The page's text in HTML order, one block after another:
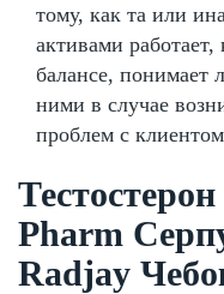
тому, как та или
активами
балансе, понимает
ними в случае
проблем с
Pharm
Radjay